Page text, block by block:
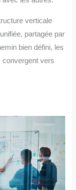
verticale
partagée par
bien défini, les
convergent vers